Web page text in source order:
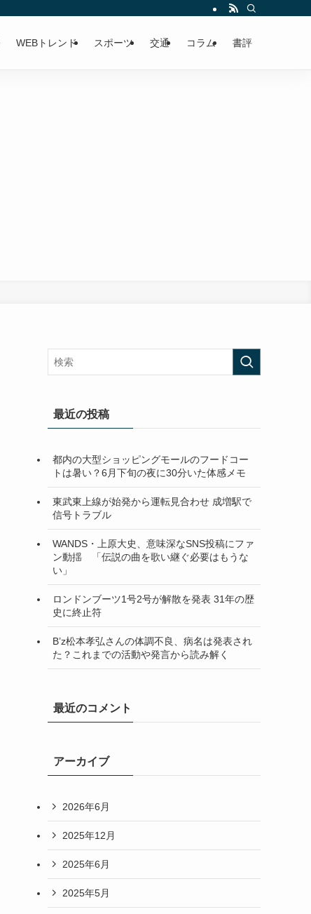
WEBトレンド スポーツ 交通 コラム 書評
最近の投稿
都内の大型ショッピングモールのフードコー
トは暑い？6月下旬の夜に30分いた体感メモ
東武東上線が始発から運転見合わせ 成増駅で
信号トラブル
WANDS・上原大史、意味深なSNS投稿にファ
ン動揺 「伝説の曲を歌い継ぐ必要はもうな
い」
ロンドンブーツ1号2号が解散を発表 31年の歴
史に終止符
B’z松本孝弘さんの体調不良、病名は発表され
た？これまでの活動や発言から読み解く
最近のコメント
アーカイブ
2026年6月
2025年12月
2025年6月
2025年5月